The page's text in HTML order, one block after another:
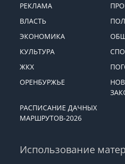
РЕКЛАМА
ВЛАСТЬ
ЭКОНОМИКА
КУЛЬТУРА
ЖКХ
ОРЕНБУРЖЬЕ
РАСПИСАНИЕ ДАЧНЫХ
МАРШРУТОВ-2026
Использование